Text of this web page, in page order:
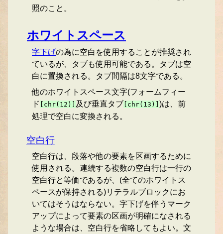
照のこと。
ホワイトスペース
字下げの為に空白を使用することが推奨され
ているが、タブも使用可能である。タブは空
白に置換される。タブ間隔は8文字である。
他のホワイトスペース文字(フォームフィー
ド [chr(12)] 及び垂直タブ [chr(13)] )は、前
処理で空白に変換される。
空白行
空白行は、段落や他の要素を区画するために
使用される。連続する複数の空白行は一行の
空白行と等価であるが、(全てのホワイトス
ペースが保持される)リテラルブロックにお
いてはそうはならない。字下げを伴うマーク
アップによって要素の区画が明確になされる
ような場合は、空白行を省略してもよい。文